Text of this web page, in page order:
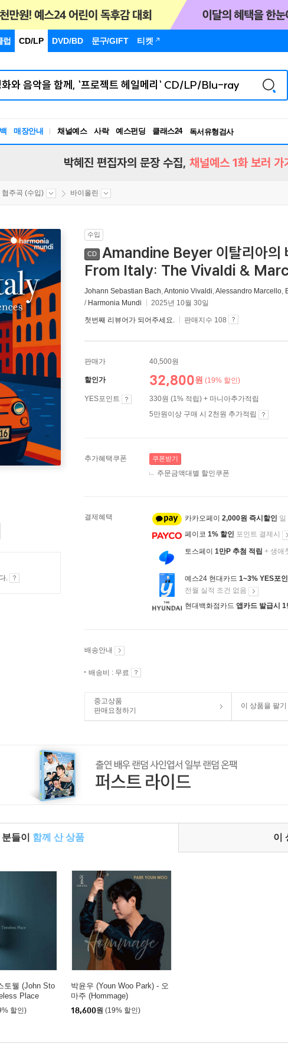
럽 CD/LP DVD/BD 문구/GIFT 티켓
매장안내 채널예스 사락 예스펀딩 클래스24
독서유형검사
RBTI Lab
박혜진 편집자의 문장 수집, 채널예스 1화 보러 가
협주곡 (수입) 바이올린
.
수입
CD
Amandine Beyer 이탈리아의
From Italy: The Vivaldi &
Johann Sebastian Bach,Antonio Vivaldi,Alessandro Marcello,
/ Harmonia Mundi 2025년 10월 30일
첫번째 리뷰어가 되어주세요. 판매지수 108
판매가 40,500원
할인가 32,800원 (19% 할인)
YES포인트
330원 (1% 적립) + 마니아추가적립
5만원이상 구매 시 2천원 추가적립
추가혜택쿠폰 쿠폰받기
주문금액대별 할인쿠폰
결제혜택 카카오페이 2,000원 즉시할인 일
페이코 1% 할인 포인트 결제시
토스페이 1만P 추첨 적립 + 생애
예스24 현대카드 1~3% YES포
전월 실적 조건 없음
현대백화점카드 앱카드 발급시 1
배송안내
배송비 : 무료
중고상품
판매요청하기
이 상품을 팔기
들이 함께 산 상품 이
토웰 (John Sto
Place
할인)
박윤우 (Youn Woo Park) - 오
마주 (Hommage)
18,600원 (19% 할인)